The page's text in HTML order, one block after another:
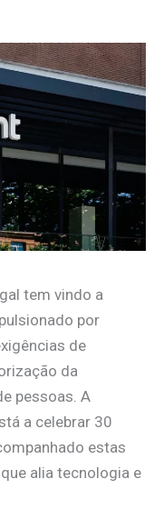
tem vindo a
por
de
da
pessoas. A
a celebrar 30
estas
alia tecnologia e